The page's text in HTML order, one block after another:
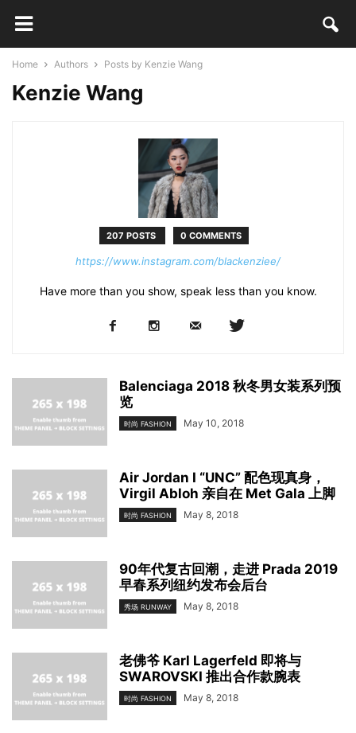
Home Authors Posts by Kenzie Wang
Kenzie Wang
207 POSTS 0 COMMENTS
https://www.instagram.com/blackenziee/
Have more than you show, speak less than you know.
Balenciaga 2018 秋冬男女装系列预
览
时尚 FASHION May 10, 2018
Air Jordan I “UNC” 配色现真身，
Virgil Abloh 亲自在 Met Gala 上脚
时尚 FASHION May 8, 2018
90年代复古回潮，走进 Prada 2019
早春系列纽约发布会后台
秀场 RUNWAY May 8, 2018
老佛爷 Karl Lagerfeld 即将与
SWAROVSKI 推出合作款腕表
时尚 FASHION May 8, 2018